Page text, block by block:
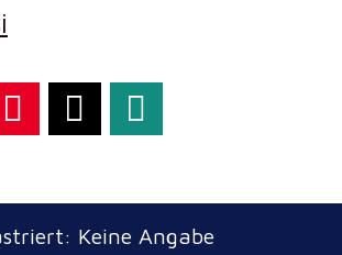
Keine Angabe